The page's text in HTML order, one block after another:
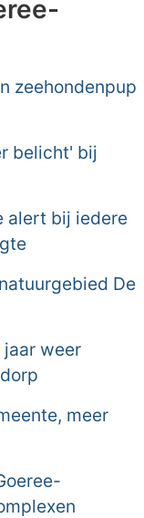
zeehondenpup
belicht' bij
alert bij iedere
De
weer
meer